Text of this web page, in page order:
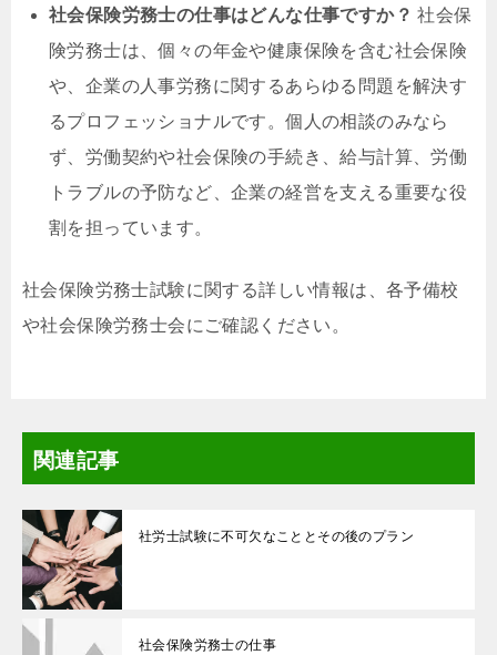
社会保険労務士の仕事はどんな仕事ですか？ 社会保
険労務士は、個々の年金や健康保険を含む社会保険
や、企業の人事労務に関するあらゆる問題を解決す
るプロフェッショナルです。個人の相談のみなら
ず、労働契約や社会保険の手続き、給与計算、労働
トラブルの予防など、企業の経営を支える重要な役
割を担っています。
社会保険労務士試験に関する詳しい情報は、各予備校
や社会保険労務士会にご確認ください。
関連記事
社労士試験に不可欠なこととその後のプラン
社会保険労務士の仕事